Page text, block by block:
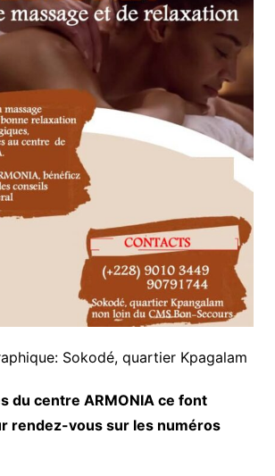
Sokodé, quartier Kpagalam
du centre ARMONIA ce font
rendez-vous sur les numéros